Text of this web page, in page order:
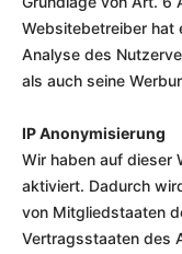
Websitebetreiber hat
Analyse des
als auch seine
IP Anonymisierung
Wir haben auf dieser
aktiviert. Dadurch
von Mitgliedstaaten
Vertragsstaaten des